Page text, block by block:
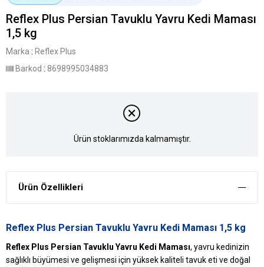
Reflex Plus Persian Tavuklu Yavru Kedi Maması
1,5 kg
Marka : Reflex Plus
Barkod : 8698995034883
Ürün stoklarımızda kalmamıştır.
Ürün Özellikleri
Reflex Plus Persian Tavuklu Yavru Kedi Maması 1,5 kg
Reflex Plus Persian Tavuklu Yavru Kedi Maması, yavru kedinizin
sağlıklı büyümesi ve gelişmesi için yüksek kaliteli tavuk eti ve doğal